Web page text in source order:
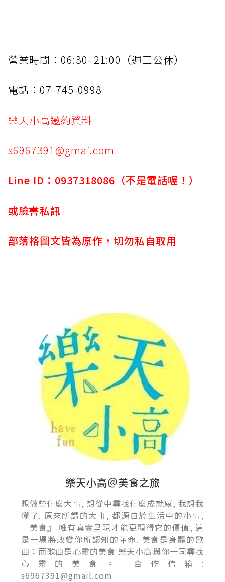
營業時間：06:30–21:00（週三公休）
電話：07-745-0998
樂天小高邀約資料
s6967391@gmai.com
Line ID：0937318086（不是電話喔！）
或臉書私訊
部落格圖文皆為原作，切勿私自取用
樂天小高＠美食之旅
想做些什麼大事, 想從中尋找什麼成就感, 我想我
懂了. 原來所謂的大事, 都源自於生活中的小事,
『美食』 唯有真實呈現才能更顯得它的價值, 這
是一場將改變你所認知的革命. 美食是身體的歌
曲；而歌曲是心靈的美食 樂天小高與你一同尋找
心靈的美食。 合作信箱:
s6967391@gmail.com